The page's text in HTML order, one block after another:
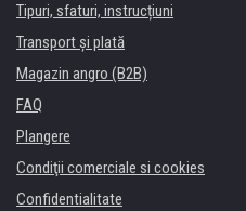
Tipuri, sfaturi, instrucțiuni
Transport şi plată
Magazin angro (B2B)
FAQ
Plangere
Condiţii comerciale si cookies
Confidentialitate